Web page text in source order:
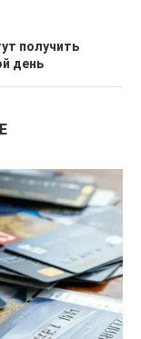
получить
день